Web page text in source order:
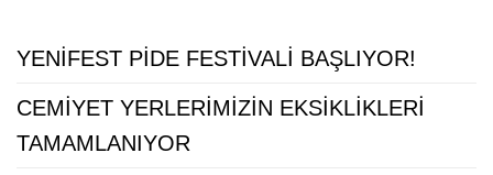
YENİFEST PİDE FESTİVALİ BAŞLIYOR!
CEMİYET YERLERİMİZİN EKSİKLİKLERİ
TAMAMLANIYOR